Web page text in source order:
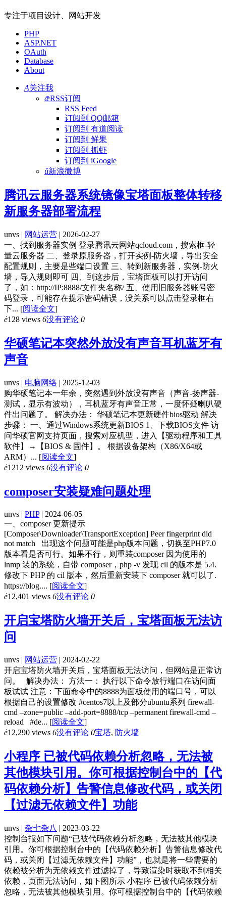
专注于项目设计、网站开发
PHP
ASP.NET
OAuth
Database
About
Ą关注我
ǣRSS订阅
RSS Feed
订阅到 QQ邮箱
订阅到 有道阅读
订阅到 鲜果
订阅到 抓虾
订阅到 iGoogle
ǔ新浪微博
腾讯云服务器系统镜像宝塔面板整体转移
新服务器部署流程
unvs | 网站运营 | 2026-02-27
一、找到服务器实例 登录腾讯云网站qcloud.com，搜索框-轻
量云服务器 二、登录原服务器，打开实例-防火墙，导出安全
配置规则，主要是些端口设置 三、转到新服务器，实例-防火
墙，导入规则即可 四、到这步后，宝塔面板可以打开访问
了，如：http://IP:8888/文件夹名称/ 五、使用旧服务器账号密
码登录，可能存在提示密码错误，没关系可以点击登录框右
下... [阅读全文]
ė128 views 6没有评论 0
华硕笔记本突然外放没有声音耳机蓝牙有
声音
unvs | 电脑网络 | 2025-12-03
购华硕笔记本一年余，突然遇到外放没有声音（声音-扬声器-
测试，显示有波动），耳机蓝牙有声音正常，一度怀疑喇叭硬
件出问题了。 解决办法： 华硕笔记本更新硬件bios驱动 解决
步骤： 一、通过Windows系统更新BIOS 1、下载BIOS文件 访
问华硕官网支持页面，搜索对应机型，进入【驱动程序和工具
软件】→【BIOS & 固件】。 根据设备架构（X86/X64或
ARM）... [阅读全文]
ė1212 views 6没有评论 0
composer安装疑难问题处理
unvs | PHP| 2024-06-05
一、composer 更新提示
[Composer\Downloader\TransportException] Peer fingerprint did
not match 出现这个问题可能是php版本问题，切换至PHP7.0
版本看是否可行。如果不行，则重装composer 因为使用的
lnmp 装的系统，自带 composer，php -v 发现 cil 的版本是 5.4.
修改下 PHP 的 cil 版本，然后重新安装下 composer 就可以了.
https://blog.... [阅读全文]
ė12,401 views 6没有评论 0
开启宝塔防火墙开关后，宝塔面板无法访
问
unvs | 网站运营 | 2024-02-22
开启宝塔防火墙开关后，宝塔面板无法访问，但网站是正常访
问。 解决办法： 方法一： 执行以下命令放行端口在访问面
板试试 注意：下面命令中的8888为面板使用的端口号，可以
根据自己的设置修改 #centos7以上及部分ubuntu系列 firewall-
cmd –zone=public –add-port=8888/tcp –permanent firewall-cmd –
reload #de... [阅读全文]
ė12,290 views 6没有评论 0宝塔, 防火墙
小程序 已被代码依赖分析忽略，无法被
其他模块引用。你可根据控制台中的【代
码依赖分析】告警信息修改代码，或关闭
【过滤无依赖文件】功能
unvs | 杂七杂八 | 2023-03-22
控制台报如下问题“已被代码依赖分析忽略，无法被其他模块
引用。你可根据控制台中的【代码依赖分析】告警信息修改代
码，或关闭【过滤无依赖文件】功能”，也就是将一些需要的
依赖被分析为无依赖文件过滤掉了，导致渲染时获取不到相关
依赖，页面无法访问，如下图所示 小程序 已被代码依赖分析
忽略，无法被其他模块引用。你可根据控制台中的【代码依赖